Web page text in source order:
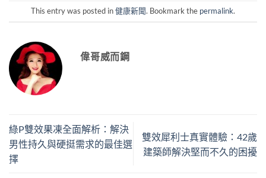
This entry was posted in健康新聞. Bookmark the permalink.
偉哥威而鋼
綠P雙效果凍全面解析：解決
男性持久與硬挺需求的最佳選
擇
雙效犀利士真實體驗：42歲
建築師解決堅而不久的困擾